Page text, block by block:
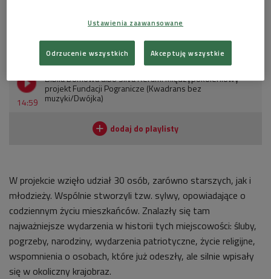
POSŁUCHAJ
14:59
Biblia Domowa albo Silva Rerum. Międzypokoleniowy
projekt Fundacji Pogranicze (Kwadrans bez
muzyki/Dwójka)
W projekcie wzięło udział 30 osób, zarówno starszych, jak i
młodzieży. Wspólnie stworzyli tzw. sylwy, opowiadające o
codziennym życiu mieszkańców. Znalazły się tam
najważniejsze wydarzenia w historii tych miejscowości: śluby,
pogrzeby, narodziny, wydarzenia patriotyczne, życie religijne,
wspomnienia o osobach, które już odeszły, ale silnie wpisały
się w okoliczny krajobraz.
Ustawienia zaawansowane
Odrzucenie wszystkich Akceptuję wszystkie